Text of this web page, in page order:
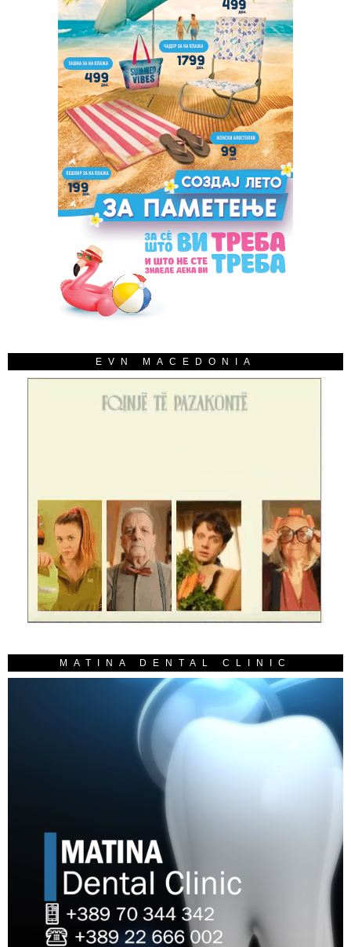
EVN MACEDONIA
MATINA DENTAL CLINIC